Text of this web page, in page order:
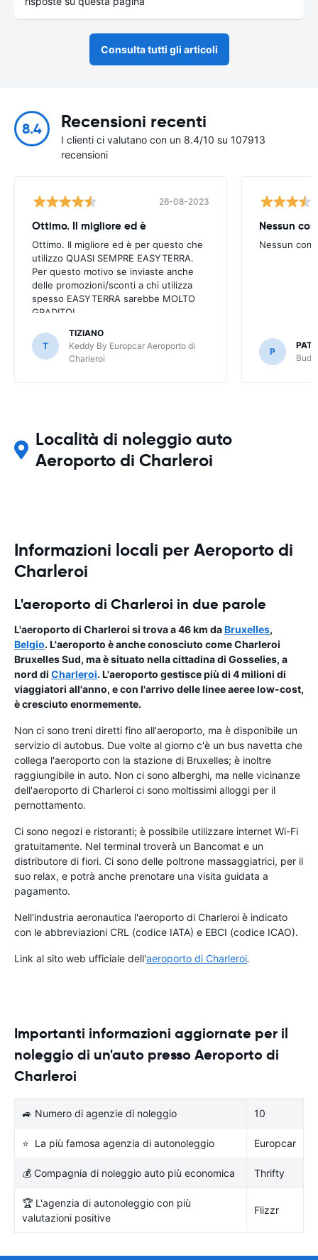
Consulta tutti gli articoli
8.4 Recensioni recenti
I clienti ci valutano con un 8.4/10 su 107913
recensioni
26-08-2023
Ottimo. Il migliore ed è
Ottimo. Il migliore ed è per questo che
utilizzo QUASI SEMPRE EASYTERRA.
Per questo motivo se inviaste anche
delle promozioni/sconti a chi utilizza
spesso EASYTERRA sarebbe MOLTO
GRADITO!
T
TIZIANO
Keddy By Europcar Aeroporto di
Charleroi
Nessun
Nessun
P
Località di noleggio auto
Aeroporto di Charleroi
Informazioni locali per Aeroporto di
Charleroi
L'aeroporto di Charleroi in due parole
L'aeroporto di Charleroi si trova a 46 km daBruxelles,
Belgio. L'aeroporto è anche conosciuto come Charleroi
Bruxelles Sud, ma è situato nella cittadina di Gosselies, a
nord di Charleroi. L'aeroporto gestisce più di 4 milioni di
viaggiatori all'anno, e con l'arrivo delle linee aeree low-cost,
è cresciuto enormemente.
Non ci sono treni diretti fino all'aeroporto, ma è disponibile un
servizio di autobus. Due volte al giorno c'è un bus navetta che
collega l'aeroporto con la stazione di Bruxelles; è inoltre
raggiungibile in auto. Non ci sono alberghi, ma nelle vicinanze
dell'aeroporto di Charleroi ci sono moltissimi alloggi per il
pernottamento.
Ci sono negozi e ristoranti; è possibile utilizzare internet Wi-Fi
gratuitamente. Nel terminal troverà un Bancomat e un
distributore di fiori. Ci sono delle poltrone massaggiatrici, per il
suo relax, e potrà anche prenotare una visita guidata a
pagamento.
Nell'industria aeronautica l'aeroporto di Charleroi è indicato
con le abbreviazioni CRL (codice IATA) e EBCI (codice ICAO).
Link al sito web ufficiale dell'aeroporto di Charleroi.
Importanti informazioni aggiornate per il
noleggio di un'auto presso Aeroporto di
Charleroi
🚙 Numero di agenzie di noleggio 10
⭐ La più famosa agenzia di autonoleggio Europcar
💰 Compagnia di noleggio auto più economica Thrifty
🏆 L'agenzia di autonoleggio con più
valutazioni positive
Flizzr